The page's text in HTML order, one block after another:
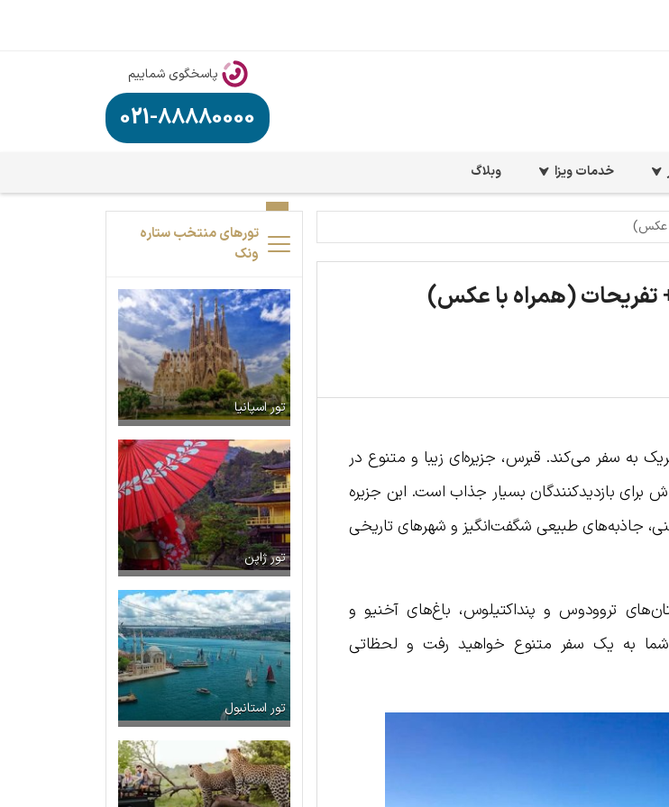
پاسخگوی شماییم
021-88880000
خدمات ویزا وبلاگ
عکس)
تفریحات (همراه با عکس)
به سفر می‌کند. قبرس، جزیره‌ای زیبا و متنوع در
برای بازدیدکنندگان بسیار جذاب است. این جزیره
فرهنگی غنی، جاذبه‌های طبیعی شگفت‌انگیز و شهرهای تاریخی
تروودوس و پنداکتیلوس، باغ‌های آخنیو و
به یک سفر متنوع خواهید رفت و لحظاتی
تورهای منتخب ستاره
ونک
تور اسپانیا
تور ژاپن
تور استانبول